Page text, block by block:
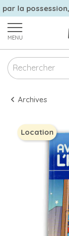
la
MENU
Archives
Location